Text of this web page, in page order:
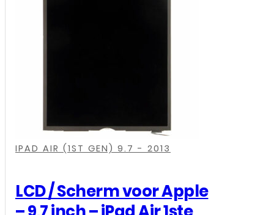
IPAD AIR (1ST GEN) 9.7 - 2013
LCD / Scherm voor Apple